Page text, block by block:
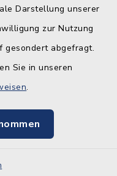
Darstellung unserer
zur Nutzung
gesondert abgefragt.
Sie in unseren
.